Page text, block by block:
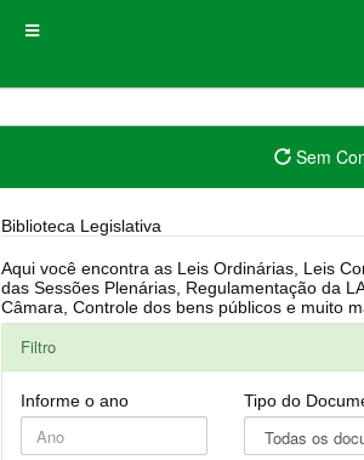
Sem
Biblioteca Legislativa
Aqui você encontra as Leis Ordinárias, Leis Complementares, Portarias, Decretos, Atas, PPA, LDO, LOA, RREO, Resoluções, RGF, Lei Orgânica, Regimento Interno, Pauta
das Sessões Plenárias, Regulamentação da LAI, Atos de Julgamento do Governo, Agenda Externa do presidente, Relatório do Controle Interno, Projetos em tramitação na
Câmara, Controle
Filtro
Informe o ano Tipo do